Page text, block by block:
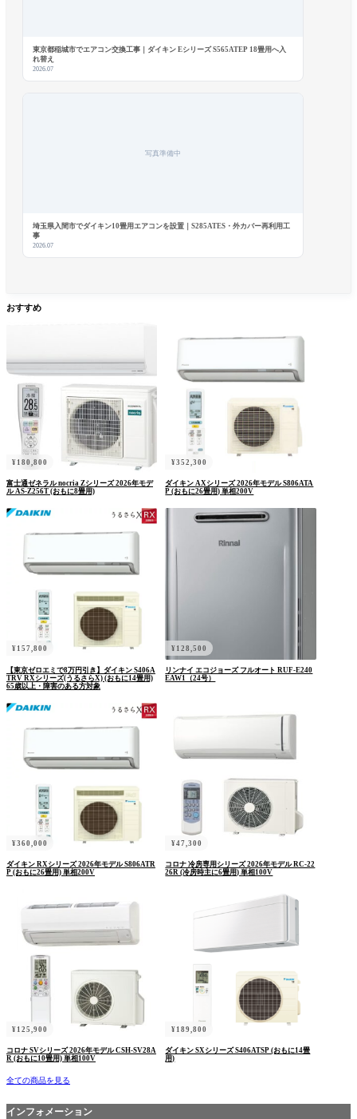
東京都稲城市でエアコン交換工事｜ダイキン Eシリーズ S565ATEP 18畳用へ入
れ替え
2026.07
写真準備中
埼玉県入間市でダイキン10畳用エアコンを設置｜S285ATES・外カバー再利用工
事
2026.07
おすすめ
¥ 180,800
富士通ゼネラル nocria Zシリーズ 2026年モデ
ル AS-Z256T (おもに8畳用)
¥352,300
ダイキン AXシリーズ 2026年モデル S806ATA
P (おもに26畳用) 単相200V
¥ 157,800
【東京ゼロエミで8万円引き】ダイキン S406A
TRV RXシリーズ(うるさらX) (おもに14畳用)
65歳以上・障害のある方対象
¥ 128,500
リンナイ エコジョーズ フルオート RUF-E240
EAW1（24号）
¥360,000
ダイキン RXシリーズ 2026年モデル S806ATR
P (おもに26畳用) 単相200V
¥47,300
コロナ 冷房専用シリーズ 2026年モデル RC-22
26R (冷房時主に6畳用) 単相100V
¥ 125,900
コロナ SVシリーズ 2026年モデル CSH-SV28A
R (おもに10畳用) 単相100V
¥ 189,800
ダイキン SXシリーズ S406ATSP (おもに14畳
用)
全ての商品を見る
インフォメーション